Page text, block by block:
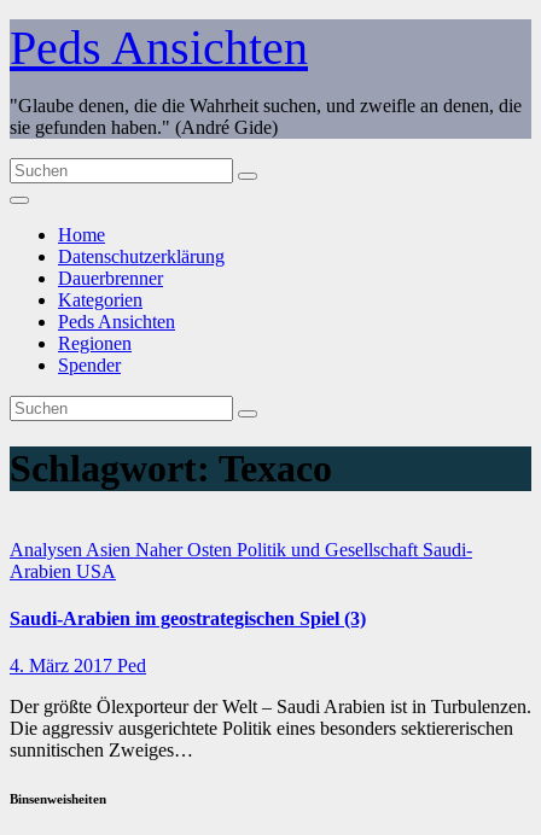
Zum
Inhalt
springen
Peds Ansichten
"Glaube denen, die die Wahrheit suchen, und zweifle an denen, die
sie gefunden haben." (André Gide)
Home
Datenschutzerklärung
Dauerbrenner
Kategorien
Peds Ansichten
Regionen
Spender
Schlagwort: Texaco
Analysen Asien Naher Osten Politik und Gesellschaft Saudi-
Arabien USA
Saudi-Arabien im geostrategischen Spiel (3)
4. März 2017 Ped
Der größte Ölexporteur der Welt – Saudi Arabien ist in Turbulenzen.
Die aggressiv ausgerichtete Politik eines besonders sektiererischen
sunnitischen Zweiges…
Binsenweisheiten